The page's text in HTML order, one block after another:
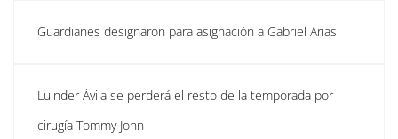
Guardianes designaron para asignación a Gabriel Arias
Luinder Ávila se perderá el resto de la temporada por
cirugía Tommy John